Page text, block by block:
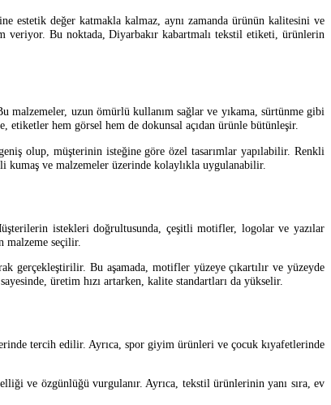
estetik değer katmakla kalmaz, aynı zamanda ürünün kalitesini ve
veriyor. Bu noktada, Diyarbakır kabartmalı tekstil etiketi, ürünlerin
uzun ömürlü kullanım sağlar ve yıkama, sürtünme gibi
etiketler hem görsel hem de dokunsal açıdan ürünle bütünleşir.
olup, müşterinin isteğine göre özel tasarımlar yapılabilir. Renkli
kumaş ve malzemeler üzerinde kolaylıkla uygulanabilir.
istekleri doğrultusunda, çeşitli motifler, logolar ve yazılar
malzeme seçilir.
gerçekleştirilir. Bu aşamada, motifler yüzeye çıkartılır ve yüzeyde
üretim hızı artarken, kalite standartları da yükselir.
tercih edilir. Ayrıca, spor giyim ürünleri ve çocuk kıyafetlerinde
ve özgünlüğü vurgulanır. Ayrıca, tekstil ürünlerinin yanı sıra, ev